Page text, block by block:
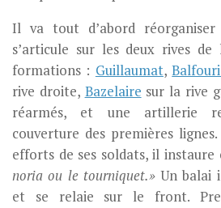
Il va tout d’abord réorganiser
s’articule sur les deux rives
formations : Guillaumat,
rive droite, Bazelaire sur la rive
réarmés, et une artillerie
couverture des premières
efforts de ses soldats, il instaure
noria ou le tourniquet.»Un balai
et se relaie sur le front.